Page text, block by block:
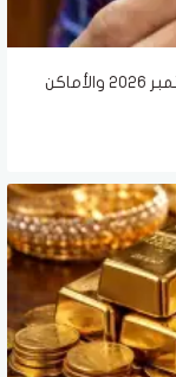
2505 جنيه زيادة.. موعد صرف معاشات شهر سبتمبر 2026 والأماكن